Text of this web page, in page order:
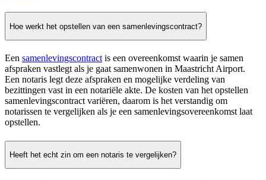
Hoe werkt het opstellen van een samenlevingscontract?
Een samenlevingscontract is een overeenkomst waarin je samen
afspraken vastlegt als je gaat samenwonen in Maastricht Airport.
Een notaris legt deze afspraken en mogelijke verdeling van
bezittingen vast in een notariële akte. De kosten van het opstellen
samenlevingscontract variëren, daarom is het verstandig om
notarissen te vergelijken als je een samenlevingsovereenkomst laat
opstellen.
Heeft het echt zin om een notaris te vergelijken?